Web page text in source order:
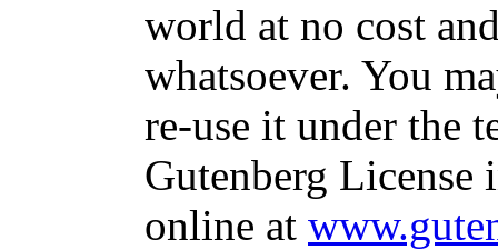
world at no cost
whatsoever. You
re-use it under the
Gutenberg
online at